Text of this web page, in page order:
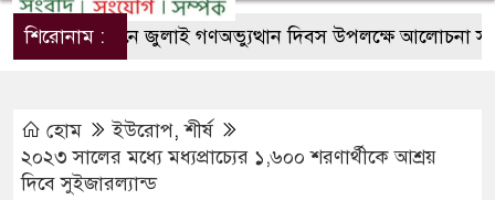
শিরোনাম :জুলাই গণঅভ্যুত্থান দিবস উপলক্ষে আলোচনা সভা
হোম ইউরোপ,শীর্ষ
২০২৩ সালের মধ্যে মধ্যপ্রাচ্যের ১,৬০০ শরণার্থীকে আশ্রয়
দিবে সুইজারল্যান্ড